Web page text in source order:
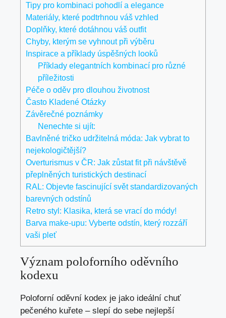
Tipy pro kombinaci pohodlí a elegance
Materiály, které podtrhnou váš vzhled
Doplňky, které dotáhnou váš outfit
Chyby, kterým se vyhnout při výběru
Inspirace a příklady úspěšných looků
Příklady elegantních kombinací pro různé
příležitosti
Péče o oděv pro dlouhou životnost
Často Kladené Otázky
Závěrečné poznámky
Nenechte si ujít:
Bavlněné tričko udržitelná móda: Jak vybrat to
nejekologičtější?
Overturismus v ČR: Jak zůstat fit při návštěvě
přeplněných turistických destinací
RAL: Objevte fascinující svět standardizovaných
barevných odstínů
Retro styl: Klasika, která se vrací do módy!
Barva make-upu: Vyberte odstín, který rozzáří
vaši pleť
Význam poloforního oděvního
kodexu
Poloforní oděvní kodex je jako ideální chuť
pečeného kuřete – slepí do sebe nejlepší